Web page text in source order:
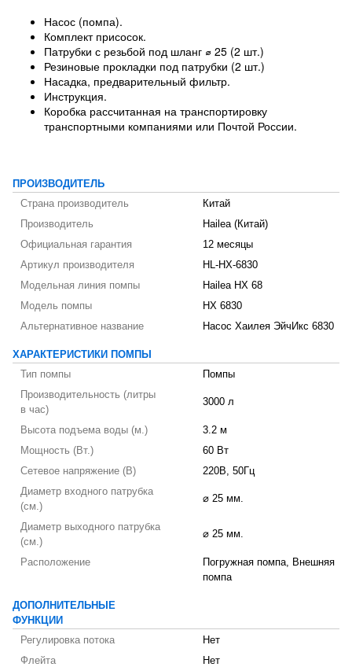
Насос (помпа).
Комплект присосок.
Патрубки с резьбой под шланг ⌀ 25 (2 шт.)
Резиновые прокладки под патрубки (2 шт.)
Насадка, предварительный фильтр.
Инструкция.
Коробка рассчитанная на транспортировку
транспортными компаниями или Почтой России.
ПРОИЗВОДИТЕЛЬ
Страна производитель
Китай
Производитель
Hailea (Китай)
Официальная гарантия
12 месяцы
Артикул производителя
HL-HX-6830
Модельная линия помпы
Hailea HX 68
Модель помпы
HX 6830
Альтернативное название
Насос Хаилея ЭйчИкс 6830
ХАРАКТЕРИСТИКИ ПОМПЫ
Тип помпы
Помпы
Производительность (литры
в час)
3000 л
Высота подъема воды (м.)
3.2 м
Мощность (Вт.)
60 Вт
Сетевое напряжение (В)
220В, 50Гц
Диаметр входного патрубка
(см.)
⌀ 25 мм.
Диаметр выходного патрубка
(см.)
⌀ 25 мм.
Расположение
Погружная помпа, Внешняя
помпа
ДОПОЛНИТЕЛЬНЫЕ
ФУНКЦИИ
Регулировка потока
Нет
Флейта
Нет